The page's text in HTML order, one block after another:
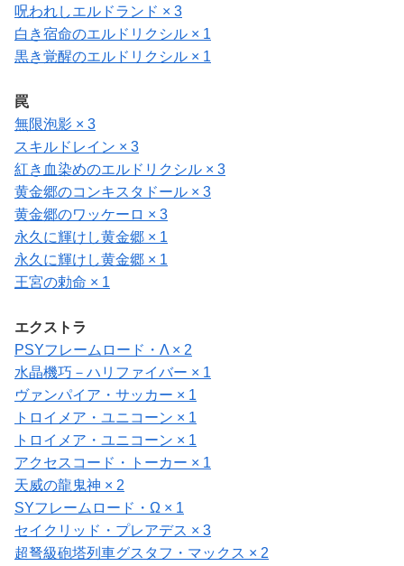
呪われしエルドランド × 3
白き宿命のエルドリクシル × 1
黒き覚醒のエルドリクシル × 1
罠
無限泡影 × 3
スキルドレイン × 3
紅き血染めのエルドリクシル × 3
黄金郷のコンキスタドール × 3
黄金郷のワッケーロ × 3
永久に輝けし黄金郷 × 1
永久に輝けし黄金郷 × 1
王宮の勅命 × 1
エクストラ
PSYフレームロード・Λ × 2
水晶機巧－ハリファイバー × 1
ヴァンパイア・サッカー × 1
トロイメア・ユニコーン × 1
トロイメア・ユニコーン × 1
アクセスコード・トーカー × 1
天威の龍鬼神 × 2
SYフレームロード・Ω × 1
セイクリッド・プレアデス × 3
超弩級砲塔列車グスタフ・マックス × 2